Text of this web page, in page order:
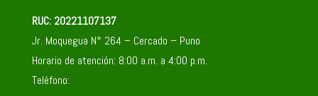
RUC: 20221107137
Jr. Moquegua N° 264 – Cercado – Puno
Horario de atención: 8:00 a.m. a 4:00 p.m.
Teléfono: